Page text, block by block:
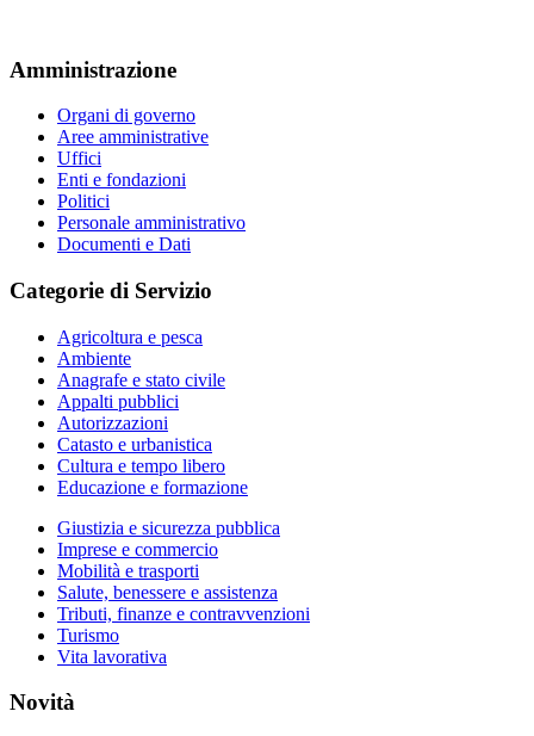
Amministrazione
Organi di governo
Aree amministrative
Uffici
Enti e fondazioni
Politici
Personale amministrativo
Documenti e Dati
Categorie di Servizio
Agricoltura e pesca
Ambiente
Anagrafe e stato civile
Appalti pubblici
Autorizzazioni
Catasto e urbanistica
Cultura e tempo libero
Educazione e formazione
Giustizia e sicurezza pubblica
Imprese e commercio
Mobilità e trasporti
Salute, benessere e assistenza
Tributi, finanze e contravvenzioni
Turismo
Vita lavorativa
Novità